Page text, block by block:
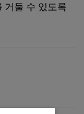
거둘 수 있도록